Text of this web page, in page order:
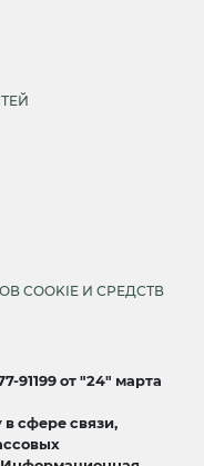
COOKIE И СРЕДСТВ
91199 от "24" марта
сфере связи,